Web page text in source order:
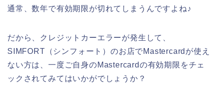
通常、数年で有効期限が切れてしまうんですよね♪
だから、クレジットカーエラーが発生して、
SIMFORT（シンフォート）のお店でMastercardが使え
ない方は、一度ご自身のMastercardの有効期限をチェ
ックされてみてはいかがでしょうか？